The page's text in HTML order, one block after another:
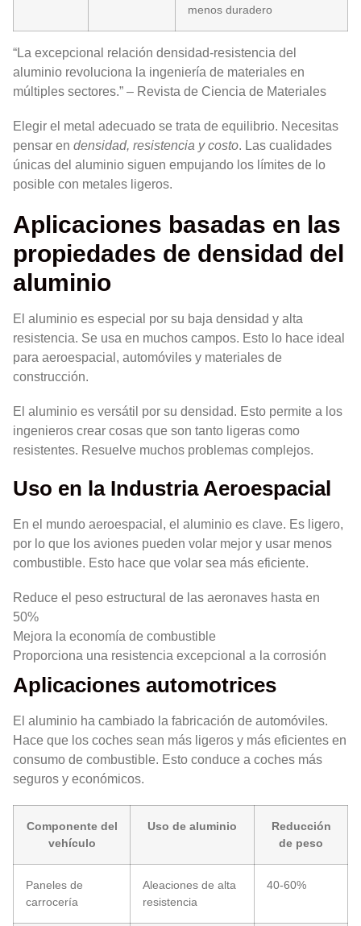
menos duradero
“La excepcional relación densidad-resistencia del
aluminio revoluciona la ingeniería de materiales en
múltiples sectores.” – Revista de Ciencia de Materiales
Elegir el metal adecuado se trata de equilibrio. Necesitas
pensar en densidad, resistencia y costo. Las cualidades
únicas del aluminio siguen empujando los límites de lo
posible con metales ligeros.
Aplicaciones basadas en las
propiedades de densidad del
aluminio
El aluminio es especial por su baja densidad y alta
resistencia. Se usa en muchos campos. Esto lo hace ideal
para aeroespacial, automóviles y materiales de
construcción.
El aluminio es versátil por su densidad. Esto permite a los
ingenieros crear cosas que son tanto ligeras como
resistentes. Resuelve muchos problemas complejos.
Uso en la Industria Aeroespacial
En el mundo aeroespacial, el aluminio es clave. Es ligero,
por lo que los aviones pueden volar mejor y usar menos
combustible. Esto hace que volar sea más eficiente.
Reduce el peso estructural de las aeronaves hasta en
50%
Mejora la economía de combustible
Proporciona una resistencia excepcional a la corrosión
Aplicaciones automotrices
El aluminio ha cambiado la fabricación de automóviles.
Hace que los coches sean más ligeros y más eficientes en
consumo de combustible. Esto conduce a coches más
seguros y económicos.
Componente del
vehículo
Uso de aluminio
Reducción
de peso
Paneles de
carrocería
Aleaciones de alta
resistencia
40-60%